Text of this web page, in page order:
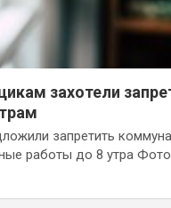
захотели
запретить
работы до 8 утра